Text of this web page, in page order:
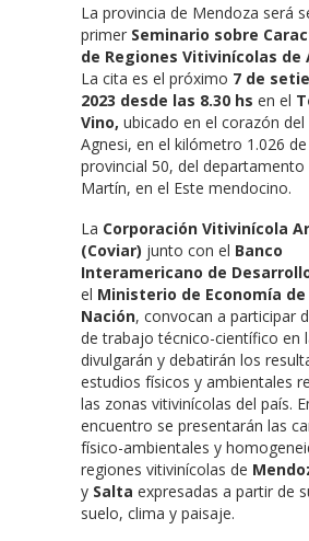
La provincia de Mendoza será
primer Seminario sobre
de Regiones Vitivinícolas de
La cita es el próximo 7 de
2023 desde las 8.30 hs en el
Vino, ubicado en el corazón del
Agnesi, en el kilómetro 1.026
provincial 50, del departamento
Martín, en el Este mendocino.
La Corporación Vitivinícola
(Coviar) junto con el Banco
Interamericano de
el Ministerio de Economía de
Nación, convocan a participar
de trabajo técnico-científico en
divulgarán y debatirán los
estudios físicos y ambientales
las zonas vitivinícolas del país.
encuentro se presentarán las
físico-ambientales y
regiones vitivinícolas de
y Salta expresadas a partir de
suelo, clima y paisaje.